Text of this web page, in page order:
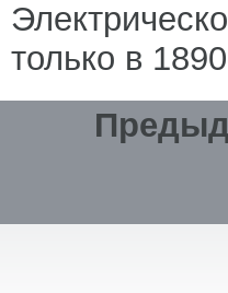
только в